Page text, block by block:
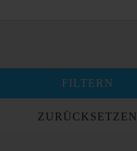
FILTERN
ZURÜCKSETZEN